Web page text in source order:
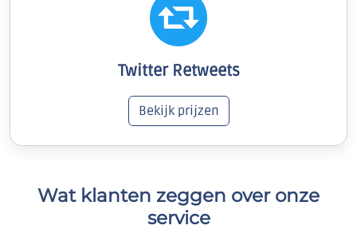
Twitter Retweets
Bekijk prijzen
Wat klanten zeggen over onze
service